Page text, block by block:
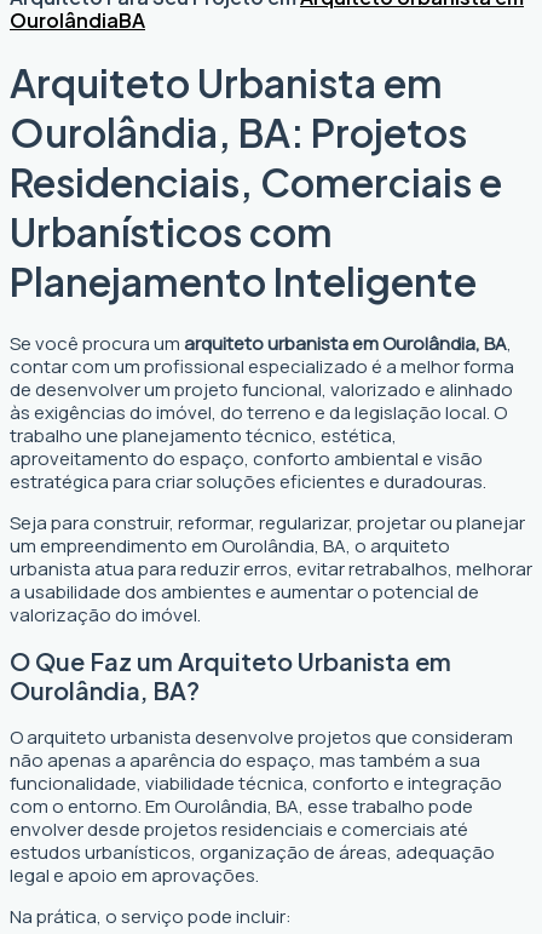
OurolândiaBA
Arquiteto Urbanista em
Ourolândia, BA: Projetos
Residenciais, Comerciais e
Urbanísticos com
Planejamento Inteligente
Se você procura umarquiteto urbanista em Ourolândia, BA,
contar com um profissional especializado é a melhor forma
de desenvolver um projeto funcional, valorizado e alinhado
às exigências do imóvel, do terreno e da legislação local. O
trabalho une planejamento técnico, estética,
aproveitamento do espaço, conforto ambiental e visão
estratégica para criar soluções eficientes e duradouras.
Seja para construir, reformar, regularizar, projetar ou planejar
um empreendimento em Ourolândia, BA, o arquiteto
urbanista atua para reduzir erros, evitar retrabalhos, melhorar
a usabilidade dos ambientes e aumentar o potencial de
valorização do imóvel.
O Que Faz um Arquiteto Urbanista em
Ourolândia, BA?
O arquiteto urbanista desenvolve projetos que consideram
não apenas a aparência do espaço, mas também a sua
funcionalidade, viabilidade técnica, conforto e integração
com o entorno. Em Ourolândia, BA, esse trabalho pode
envolver desde projetos residenciais e comerciais até
estudos urbanísticos, organização de áreas, adequação
legal e apoio em aprovações.
Na prática, o serviço pode incluir: